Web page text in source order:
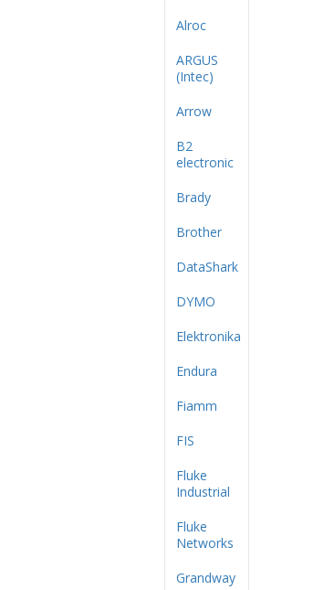
Alroc
ARGUS
(Intec)
Arrow
B2
electronic
Brady
Brother
DataShark
DYMO
Elektronika
Endura
Fiamm
FIS
Fluke
Industrial
Fluke
Networks
Grandway